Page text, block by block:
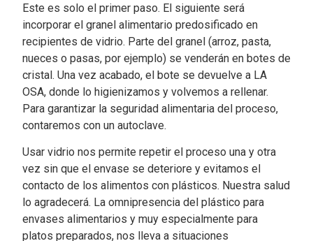
Este es solo el primer paso. El siguiente será
incorporar el granel alimentario predosificado en
recipientes de vidrio. Parte del granel (arroz, pasta,
nueces o pasas, por ejemplo) se venderán en botes de
cristal. Una vez acabado, el bote se devuelve a LA
OSA, donde lo higienizamos y volvemos a rellenar.
Para garantizar la seguridad alimentaria del proceso,
contaremos con un autoclave.
Usar vidrio nos permite repetir el proceso una y otra
vez sin que el envase se deteriore y evitamos el
contacto de los alimentos con plásticos. Nuestra salud
lo agradecerá. La omnipresencia del plástico para
envases alimentarios y muy especialmente para
platos preparados, nos lleva a situaciones